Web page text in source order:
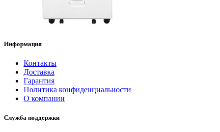
Информация
Контакты
Доставка
Гарантия
Политика конфиденциальности
О компании
Служба поддержки